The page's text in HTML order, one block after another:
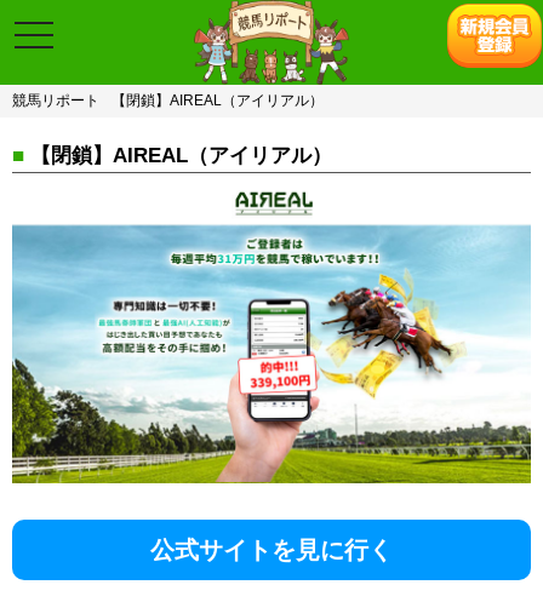
toggle
navigation
競馬リポート 【閉鎖】AIREAL（アイリアル）
■ 【閉鎖】AIREAL（アイリアル）
公式サイトを見に行く